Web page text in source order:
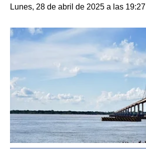
Lunes, 28 de abril de 2025 a las 19:27